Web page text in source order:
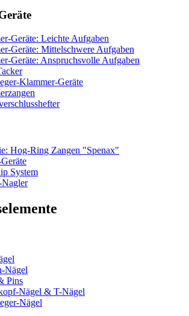
Geräte: Leichte Aufgaben
Geräte: Mittelschwere Aufgaben
Geräte: Anspruchsvolle Aufgaben
Klammer-Geräte
Hog-Ring Zangen "Spenax"
System
Nägel
Pins
Nägel & T-Nägel
Nägel